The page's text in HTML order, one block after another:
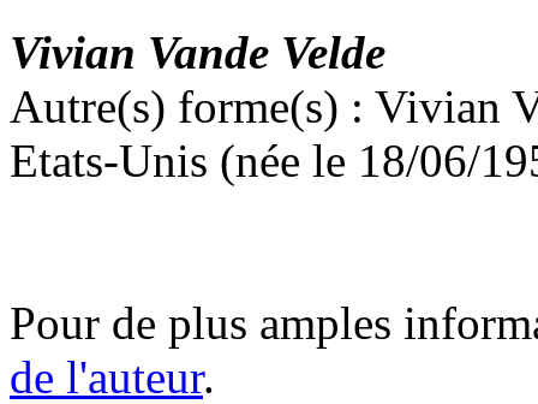
Vivian Vande Velde
Autre(s) forme(s) : Vivian
Etats-Unis (née le 18/06/
Pour de plus amples
de l'auteur.